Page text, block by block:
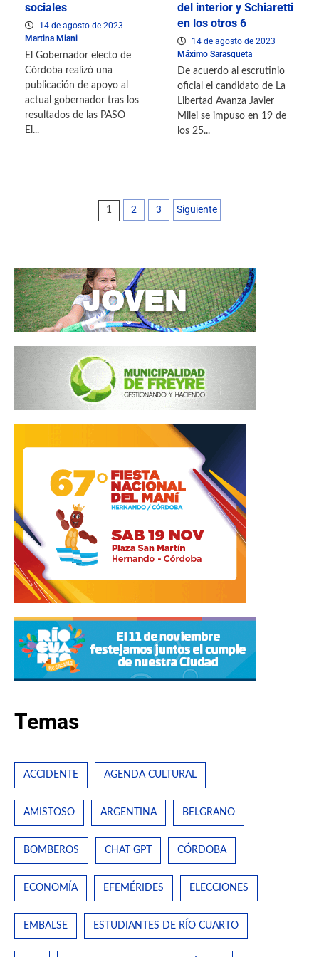
sociales
14 de agosto de 2023
Martina Miani
El Gobernador electo de
Córdoba realizó una
publicación de apoyo al
actual gobernador tras los
resultados de las PASO
El...
del interior y Schiaretti
en los otros 6
14 de agosto de 2023
Máximo Sarasqueta
De acuerdo al escrutinio
oficial el candidato de La
Libertad Avanza Javier
Milei se impuso en 19 de
los 25...
1 2 3 Siguiente
Temas
ACCIDENTE AGENDA CULTURAL
AMISTOSO ARGENTINA BELGRANO
BOMBEROS CHAT GPT CÓRDOBA
ECONOMÍA EFEMÉRIDES ELECCIONES
EMBALSE ESTUDIANTES DE RÍO CUARTO